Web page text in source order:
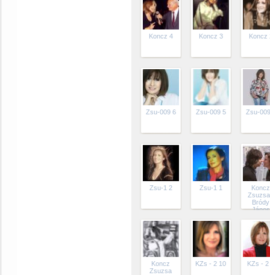
Koncz 4 Koncz 3 Koncz
Zsu-009 6 Zsu-009 5 Zsu-
Zsu-1 2 Zsu-1 1
Koncz
Bródy
János
Koncz
Zsuzsa
KZs - 2 10 KZs - 2